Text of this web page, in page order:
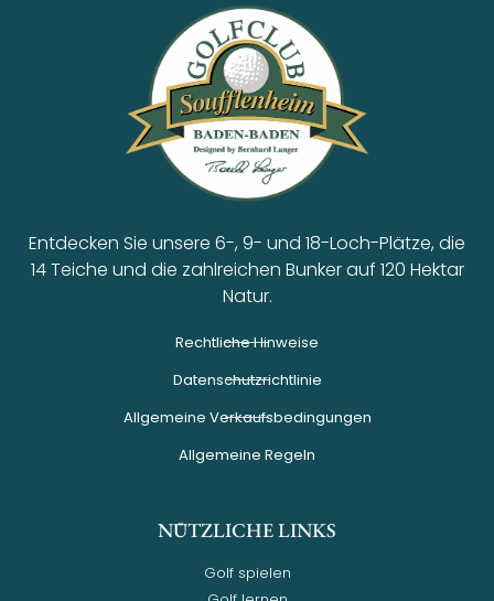
Entdecken Sie unsere 6-, 9- und 18-Loch-Plätze, die
14 Teiche und die zahlreichen Bunker auf 120 Hektar
Natur.
Rechtliche Hinweise
Datenschutzrichtlinie
Allgemeine Verkaufsbedingungen
Allgemeine Regeln
NÜTZLICHE LINKS
Golf spielen